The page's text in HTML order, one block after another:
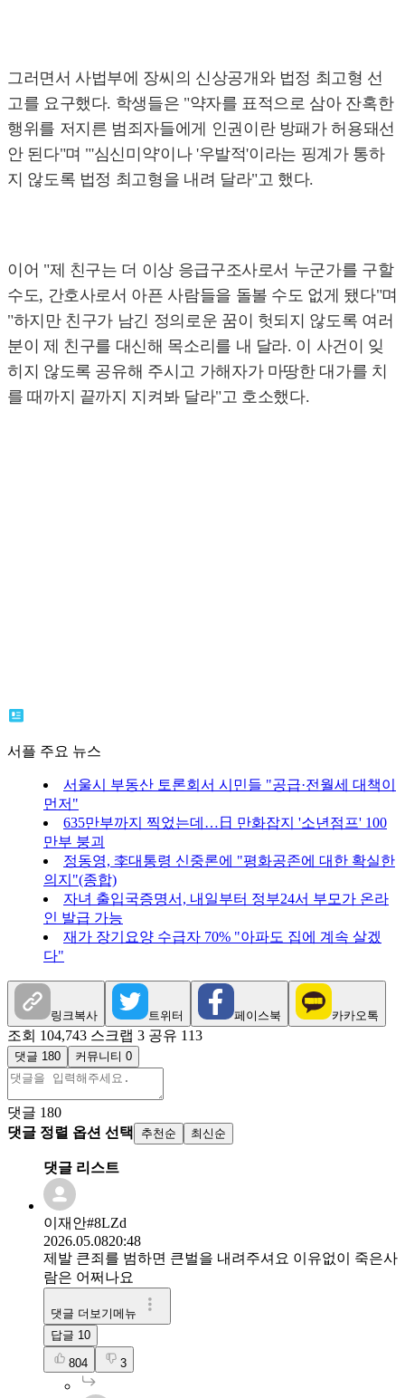
그러면서 사법부에 장씨의 신상공개와 법정 최고형 선
고를 요구했다. 학생들은 "약자를 표적으로 삼아 잔혹한
행위를 저지른 범죄자들에게 인권이란 방패가 허용돼선
안 된다"며 "'심신미약'이나 '우발적'이라는 핑계가 통하
지 않도록 법정 최고형을 내려 달라"고 했다.
이어 "제 친구는 더 이상 응급구조사로서 누군가를 구할
수도, 간호사로서 아픈 사람들을 돌볼 수도 없게 됐다"며
"하지만 친구가 남긴 정의로운 꿈이 헛되지 않도록 여러
분이 제 친구를 대신해 목소리를 내 달라. 이 사건이 잊
히지 않도록 공유해 주시고 가해자가 마땅한 대가를 치
를 때까지 끝까지 지켜봐 달라"고 호소했다.
서플 주요 뉴스
서울시 부동산 토론회서 시민들 "공급·전월세 대책이
먼저"
635만부까지 찍었는데…日 만화잡지 '소년점프' 100
만부 붕괴
정동영, 李대통령 신중론에 "평화공존에 대한 확실한
의지"(종합)
자녀 출입국증명서, 내일부터 정부24서 부모가 온라
인 발급 가능
재가 장기요양 수급자 70% "아파도 집에 계속 살겠
다"
링크복사 트위터 페이스북 카카오톡
조회 104,743 스크랩 3 공유 113
댓글 180 커뮤니티 0
댓글 180
댓글 정렬 옵션 선택
추천순 최신순
댓글 리스트
이재안#8LZd
2026.05.0820:48
제발 큰죄를 범하면 큰벌을 내려주셔요 이유없이 죽은사
람은 어쩌나요
댓글 더보기메뉴
답글 10
804 3